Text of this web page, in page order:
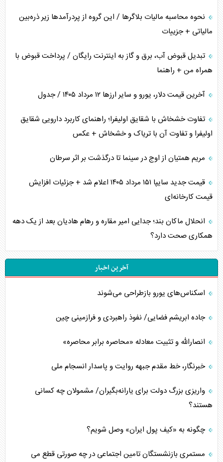
نحوه محاسبه مالیات بلاگر‌ها / این گروه از پردرآمد‌ها زیر ذره‌بین
مالیاتی + جزییات
تبدیل قبوض آب، برق و گاز به اینترنت رایگان / پرداخت قبوض با
همراه من + راهنما
آخرین قیمت دلار، یورو و سایر ارز‌ها ۱۲ مرداد ۱۴۰۵ / جدول
تفاوت خشخاش با شقایق اولیفرا؛ راهنمای کاربرد دارویی شقایق
اولیفرا و تفاوت آن با تریاک و خشخاش + عکس
مریم همتیان از اوج در سینما تا درگذشت بر اثر سرطان
قیمت جدید سایپا ۱۵۱ مرداد ۱۴۰۵ اعلام شد + جزئیات افزایش
قیمت کارخانه‌ای
انحلال ماکان بند؛ جدایی امیر مقاره و رهام هادیان بعد از یک دهه
همکاری صحت دارد؟
آخرین اخبار
اسکناس‌های یورو بازطراحی می‌شوند
جاده ابریشم فضایی/ نفوذ راهبردی و فرازمینی چین
انصارالله و تثبیت معادله «محاصره برابر محاصره»
خبرنگار، خط مقدم جبهه روایت و پاسدار انسجام ملی
واریزی بزرگ دولت برای یارانه‌بگیران/ مشمولان چه کسانی
هستند؟
چگونه به «کیف پول ایران» وصل شویم؟
مستمری بازنشستگان تامین اجتماعی در چه صورتی قطع می